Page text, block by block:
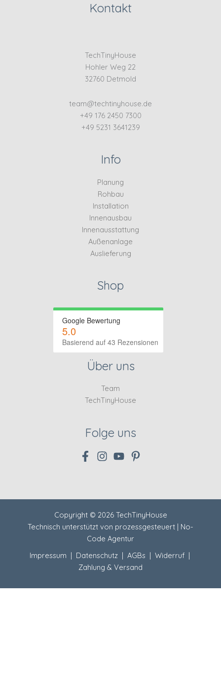
Kontakt
TechTinyHouse
Hohler Weg 22
32760 Detmold
team@techtinyhouse.de
+49 176 2450 7300
+49 5231 3641239
Info
Planung
Rohbau
Installation
Innenausbau
Innenausstattung
Außenanlage
Auslieferung
Shop
Google Bewertung
5.0
Basierend auf 43 Rezensionen
Über uns
Team
TechTinyHouse
Folge uns
Copyright © 2026 TechTinyHouse
Technisch unterstützt von prozessgesteuert | No-
Code Agentur
Impressum | Datenschutz| AGBs | Widerruf|
Zahlung & Versand